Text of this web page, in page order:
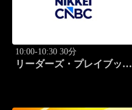
10:00-10:30 30分
リーダーズ・プレイブック